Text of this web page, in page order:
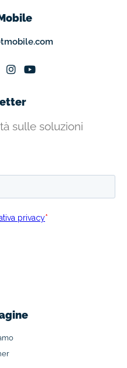
sulle soluzioni